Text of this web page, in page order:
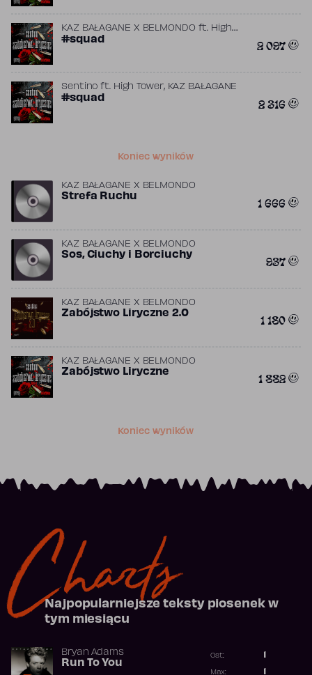
KAZ BAŁAGANE X BELMONDO ft. High
Tower,KAZ BAŁAGANE
#squad 2 097
Sentino ft. High Tower, KAZ BAŁAGANE
#squad 2 316
Koniec wyników
KAZ BAŁAGANE X BELMONDO
Strefa Ruchu 1 666
KAZ BAŁAGANE X BELMONDO
Sos, Ciuchy i Borciuchy 937
KAZ BAŁAGANE X BELMONDO
Zabójstwo Liryczne 2.0 1 180
KAZ BAŁAGANE X BELMONDO
Zabójstwo Liryczne 1 882
Koniec wyników
Charts
Najpopularniejsze teksty piosenek w
tym miesiącu
Bryan Adams
Run To You
Ost.:
Max: